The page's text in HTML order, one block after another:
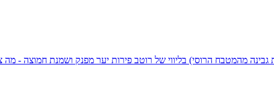
גבינה מהמטבח הרוסי) בליווי של רוטב פירות יער מפנק ושמנת חמוצה -